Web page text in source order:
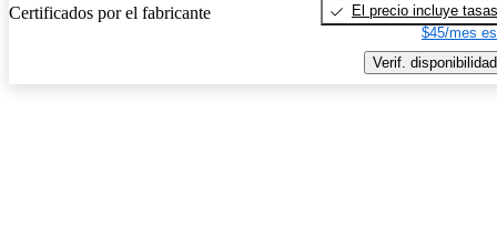
Certificados por el fabricante
El precio incluye tasas
$45/mes
Verif. disponibilidad